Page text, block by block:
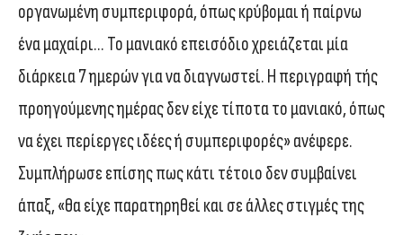
οργανωμένη συμπεριφορά, όπως κρύβομαι ή παίρνω
ένα μαχαίρι… Το μανιακό επεισόδιο χρειάζεται μία
διάρκεια 7 ημερών για να διαγνωστεί. Η περιγραφή τής
προηγούμενης ημέρας δεν είχε τίποτα το μανιακό, όπως
να έχει περίεργες ιδέες ή συμπεριφορές» ανέφερε.
Συμπλήρωσε επίσης πως κάτι τέτοιο δεν συμβαίνει
άπαξ, «θα είχε παρατηρηθεί και σε άλλες στιγμές της